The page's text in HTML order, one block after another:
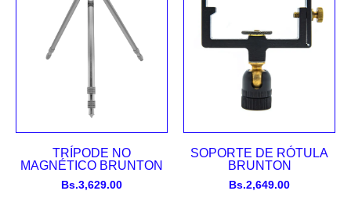
TRÍPODE NO
MAGNÉTICO BRUNTON
Bs.3,629.00
SOPORTE DE RÓTULA
BRUNTON
Bs.2,649.00